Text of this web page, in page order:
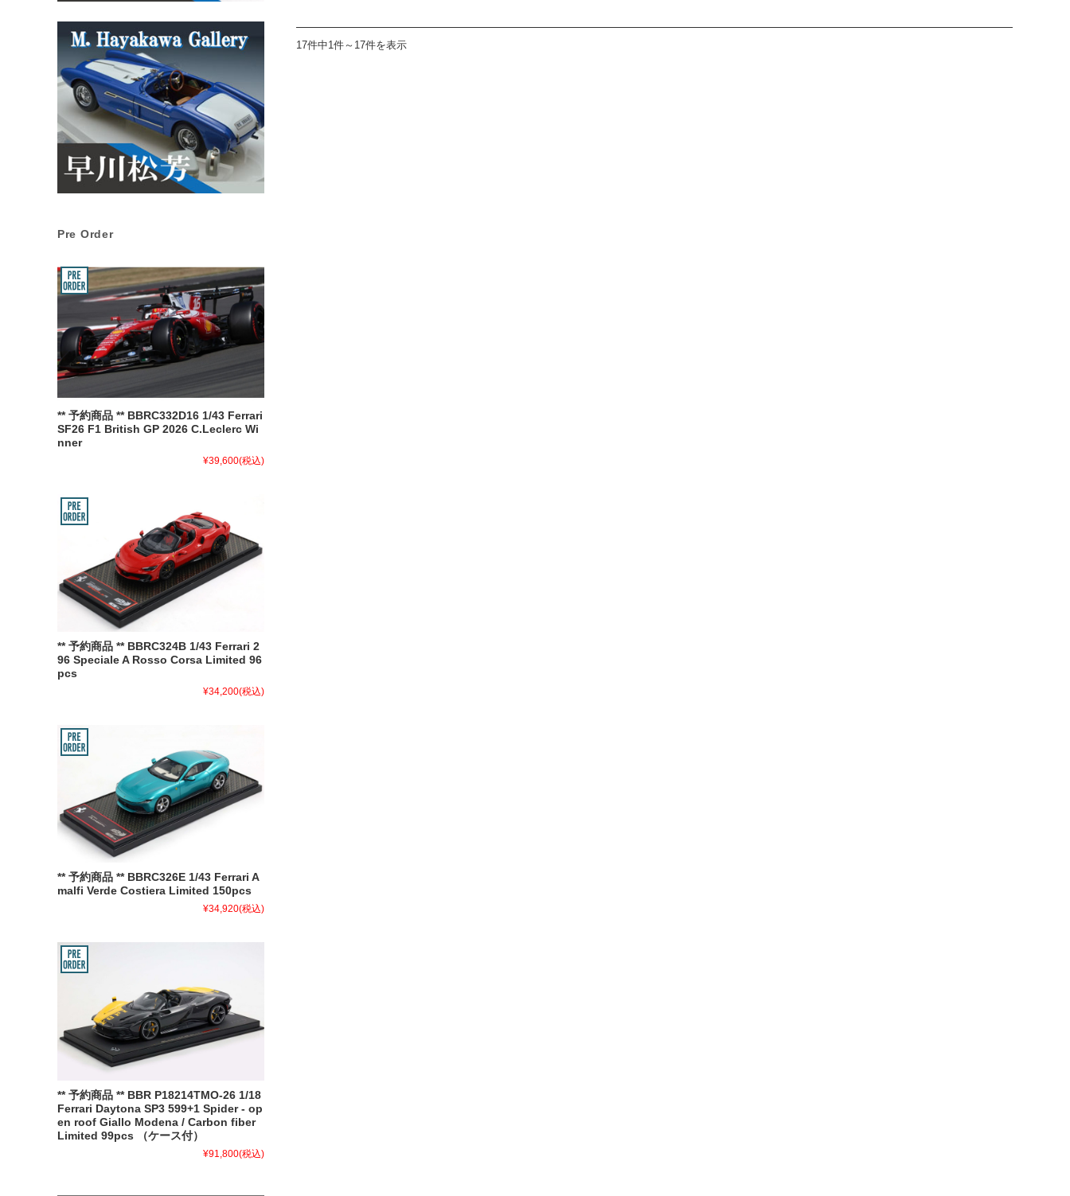
17件中1件～17件を表示
Pre Order
** 予約商品 ** BBRC332D16 1/43 Ferrari
SF26 F1 British GP 2026 C.Leclerc Wi
nner
¥39,600(税込)
** 予約商品 ** BBRC324B 1/43 Ferrari 2
96 Speciale A Rosso Corsa Limited 96
pcs
¥34,200(税込)
** 予約商品 ** BBRC326E 1/43 Ferrari A
malfi Verde Costiera Limited 150pcs
¥34,920(税込)
** 予約商品 ** BBR P18214TMO-26 1/18
Ferrari Daytona SP3 599+1 Spider - op
en roof Giallo Modena / Carbon fiber
Limited 99pcs （ケース付）
¥91,800(税込)